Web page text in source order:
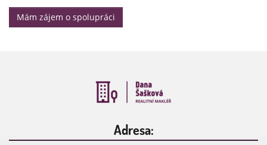
Mám zájem o spolupráci
Adresa: